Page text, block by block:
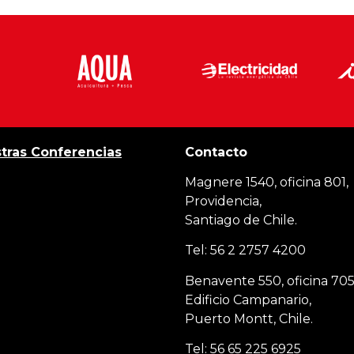
Conferencias Contacto
Magnere 1540, oficina 801,
Providencia,
Santiago de Chile.
Tel: 56 2 2757 4200
Benavente 550, oficina
Edificio Campanario,
Puerto Montt, Chile.
Tel: 56 65 225 6925